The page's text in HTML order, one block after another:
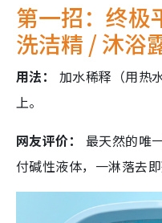
第一招：终极
洗洁精 / 沐浴
用法： 加水稀释（用热
上。
网友评价： 最天然的唯
付碱性液体，一淋落去即